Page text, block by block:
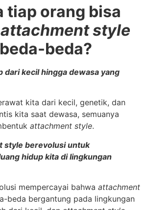
tiap orang bisa
attachment style
beda?
dari kecil hingga dewasa yang
kita dari kecil, genetik, dan
kita saat dewasa, semuanya
attachment style.
style berevolusi untuk
hidup kita di lingkungan
mempercayai bahwa attachment
beda bergantung pada lingkungan